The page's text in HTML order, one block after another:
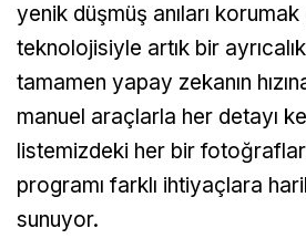
yenik düşmüş anıları korumak
teknolojisiyle artık bir
tamamen yapay zekanın
manuel araçlarla her detayı
listemizdeki her bir
programı farklı ihtiyaçlara
sunuyor.